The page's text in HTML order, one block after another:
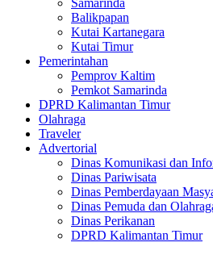
Samarinda
Balikpapan
Kutai Kartanegara
Kutai Timur
Pemerintahan
Pemprov Kaltim
Pemkot Samarinda
DPRD Kalimantan Timur
Olahraga
Traveler
Advertorial
Dinas Komunikasi dan
Dinas Pariwisata
Dinas Pemberdayaan
Dinas Pemuda dan
Dinas Perikanan
DPRD Kalimantan Timur